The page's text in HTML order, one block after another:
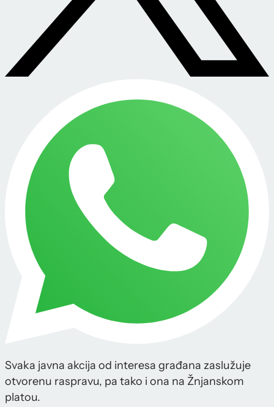
Svaka javna akcija od interesa građana zaslužuje
otvorenu raspravu, pa tako i ona na Žnjanskom
platou.